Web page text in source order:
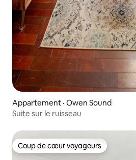
Appartement · Owen Sound
Suite sur le ruisseau
Coup de cœur voyageurs
Coup de cœur voyageurs